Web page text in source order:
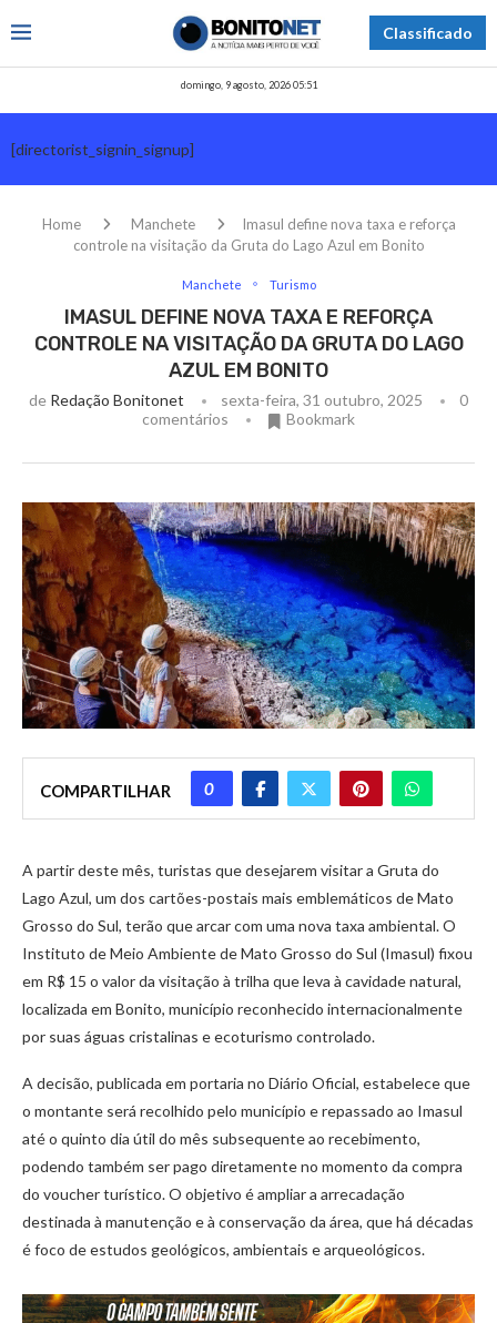
Classificado
domingo, 9 agosto, 2026 05:51
[directorist_signin_signup]
Home Manchete
Imasul define nova taxa e reforça
controle na visitação da Gruta do Lago Azul em Bonito
Manchete Turismo
IMASUL DEFINE NOVA TAXA E REFORÇA
CONTROLE NA VISITAÇÃO DA GRUTA DO LAGO
AZUL EM BONITO
de Redação Bonitonet sexta-feira, 31 outubro, 2025
0
comentários
Bookmark
COMPARTILHAR 0
A partir deste mês, turistas que desejarem visitar a Gruta do
Lago Azul, um dos cartões-postais mais emblemáticos de Mato
Grosso do Sul, terão que arcar com uma nova taxa ambiental. O
Instituto de Meio Ambiente de Mato Grosso do Sul (Imasul) fixou
em R$ 15 o valor da visitação à trilha que leva à cavidade natural,
localizada em Bonito, município reconhecido internacionalmente
por suas águas cristalinas e ecoturismo controlado.
A decisão, publicada em portaria no Diário Oficial, estabelece que
o montante será recolhido pelo município e repassado ao Imasul
até o quinto dia útil do mês subsequente ao recebimento,
podendo também ser pago diretamente no momento da compra
do voucher turístico. O objetivo é ampliar a arrecadação
destinada à manutenção e à conservação da área, que há décadas
é foco de estudos geológicos, ambientais e arqueológicos.